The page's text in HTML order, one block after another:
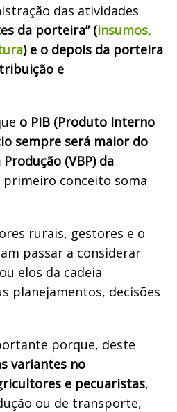
das atividades
da porteira” (insumos,
) e o depois da porteira
e
o PIB (Produto Interno
sempre será maior do
(VBP) da
primeiro conceito soma
rurais, gestores e o
passar a considerar
elos da cadeia
planejamentos, decisões
porque, deste
variantes no
e pecuaristas,
ou de transporte,